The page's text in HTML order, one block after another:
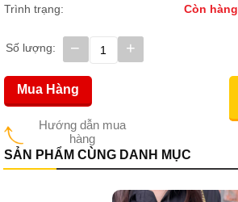
Trình trạng: Còn hàng
Số lượng: +
−
Hướng dẫn mua
hàng
Mua Hàng
SẢN PHẨM CÙNG DANH MỤC